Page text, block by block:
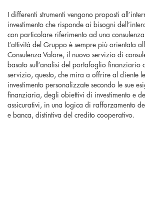
I differenti strumenti vengono proposti
investimento che risponde ai bisogni
con particolare riferimento ad una
L’attività del Gruppo è sempre più orientata
Consulenza Valore, il nuovo servizio di
basato sull’analisi del portafoglio finanziario
servizio, questo, che mira a offrire al cliente
investimento personalizzate secondo le sue
finanziaria, degli obiettivi di investimento e
assicurativi, in una logica di rafforzamento
e banca, distintiva del credito cooperativo.